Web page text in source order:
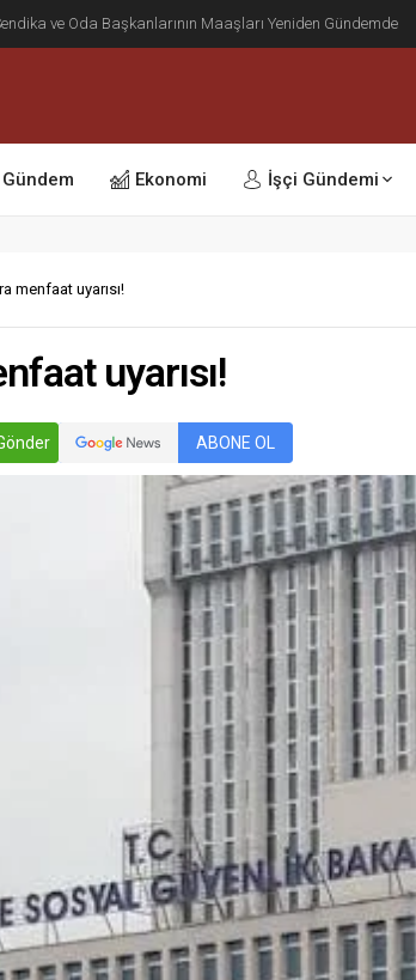
Açıklandı: Ocak ve Temmuz Zam Dönemi Olan Kamu
13,76 Zam Kesinleşti
Gündem Ekonomi İşçi Gündemi
menfaat uyarısı!
uyarısı!
ABONE OL